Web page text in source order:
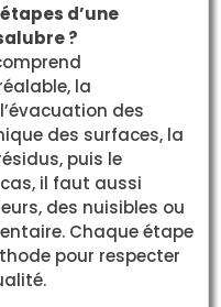
d’une
?
la
des
des surfaces, la
puis le
il faut aussi
des nuisibles ou
Chaque étape
pour respecter